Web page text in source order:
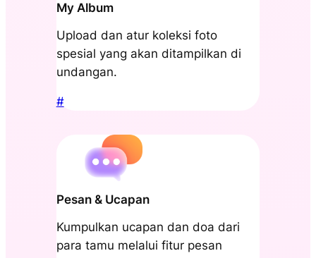
My Album
Upload dan atur koleksi foto
spesial yang akan ditampilkan di
undangan.
#
Pesan & Ucapan
Kumpulkan ucapan dan doa dari
para tamu melalui fitur pesan